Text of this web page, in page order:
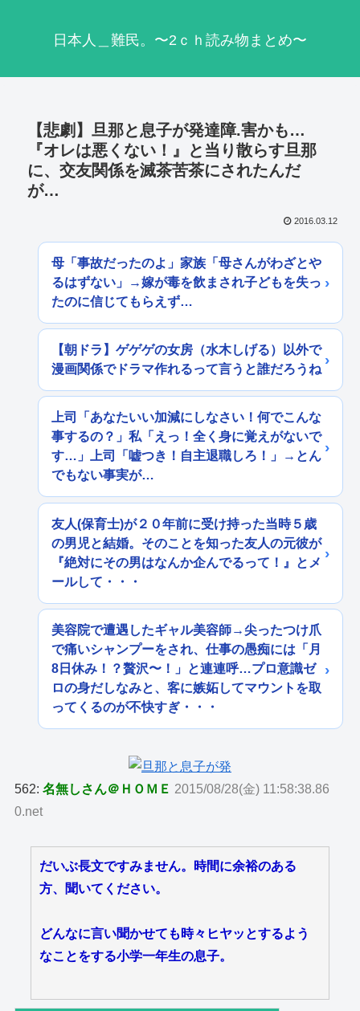
日本人＿難民。〜2ｃｈ読み物まとめ〜
【悲劇】旦那と息子が発達障.害かも…
『オレは悪くない！』と当り散らす旦那
に、交友関係を滅茶苦茶にされたんだ
が…
2016.03.12
母「事故だったのよ」家族「母さんがわざとや
るはずない」→嫁が毒を飲まされ子どもを失っ
たのに信じてもらえず…
【朝ドラ】ゲゲゲの女房（水木しげる）以外で
漫画関係でドラマ作れるって言うと誰だろうね
上司「あなたいい加減にしなさい！何でこんな
事するの？」私「えっ！全く身に覚えがないで
す…」上司「嘘つき！自主退職しろ！」→とん
でもない事実が…
友人(保育士)が２０年前に受け持った当時５歳
の男児と結婚。そのことを知った友人の元彼が
『絶対にその男はなんか企んでるって！』とメ
ールして・・・
美容院で遭遇したギャル美容師→尖ったつけ爪
で痛いシャンプーをされ、仕事の愚痴には「月
8日休み！？贅沢〜！」と連連呼…プロ意識ゼ
ロの身だしなみと、客に嫉妬してマウントを取
ってくるのが不快すぎ・・・
562:名無しさん＠ＨＯＭＥ 2015/08/28(金) 11:58:38.86
0.net
だいぶ長文ですみません。時間に余裕のある
方、聞いてください。
どんなに言い聞かせても時々ヒヤッとするよう
なことをする小学一年生の息子。